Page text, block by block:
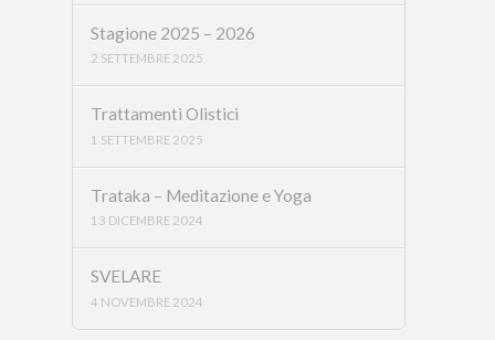
Stagione 2025 – 2026
2 SETTEMBRE 2025
Trattamenti Olistici
1 SETTEMBRE 2025
Trataka – Meditazione e Yoga
13 DICEMBRE 2024
SVELARE
4 NOVEMBRE 2024